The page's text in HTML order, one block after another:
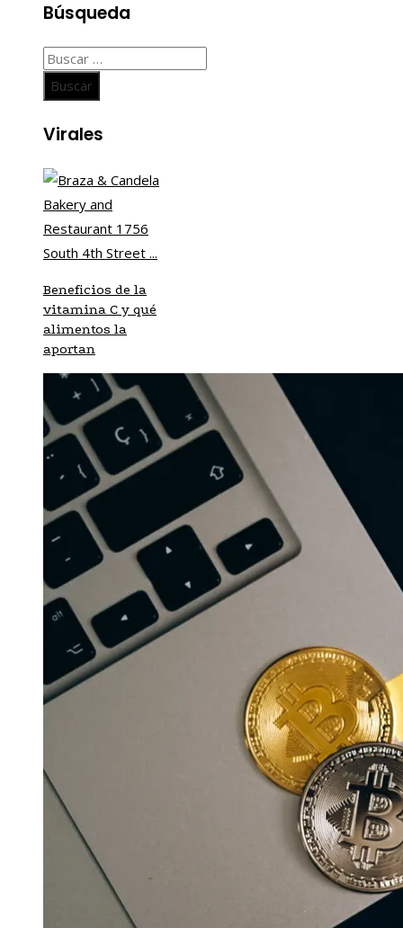
Búsqueda
Buscar:
Virales
Beneficios de la
vitamina C y qué
alimentos la
aportan